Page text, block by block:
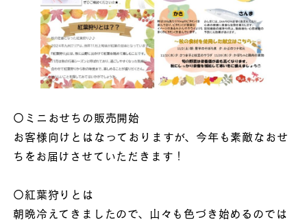
〇ミニおせちの販売開始
お客様向けとはなっておりますが、今年も素敵なおせ
ちをお届けさせていただきます！
〇紅葉狩りとは
朝晩冷えてきましたので、山々も色づき始めるのでは